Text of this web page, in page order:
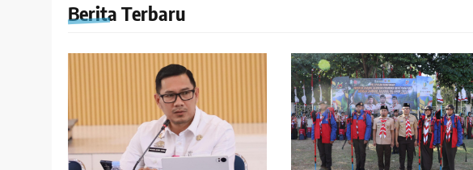
Berita Terbaru